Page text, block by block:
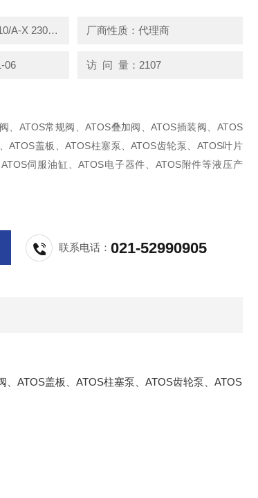
产品型号：DHI-0610/A-X 230/50/ 厂商性质：代理商
06 访 问 量：2107
、ATOS常规阀、ATOS叠加阀、ATOS插装阀、ATOS
ATOS盖板、ATOS柱塞泵、ATOS齿轮泵、ATOS叶片
伺服油缸、ATOS电子器件、ATOS附件等液压产
联系电话：021-52990905
ATOS盖板、ATOS柱塞泵、ATOS齿轮泵、ATOS